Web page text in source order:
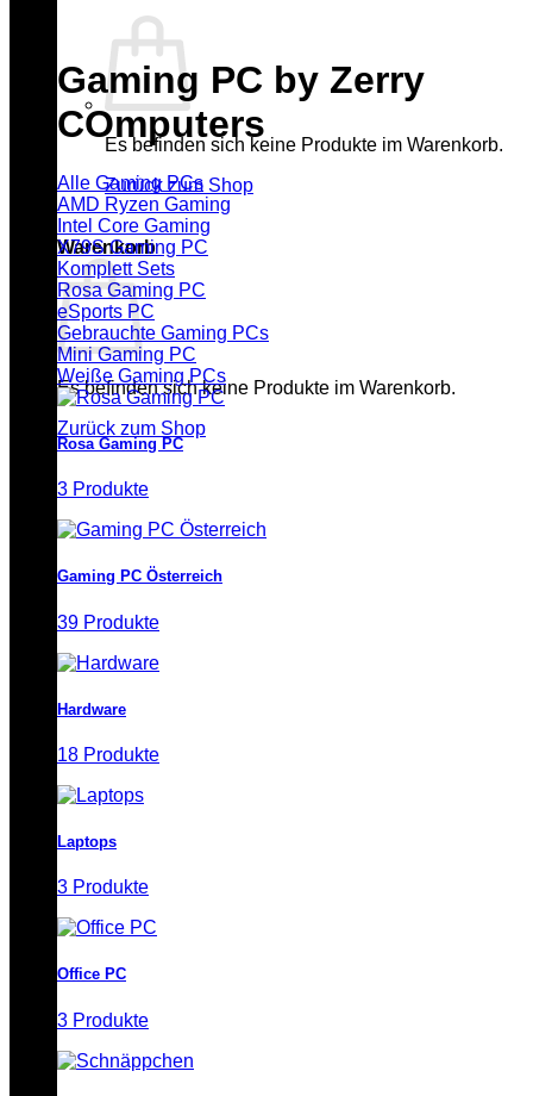
Es befinden sich keine Produkte im Warenkorb.
Zurück zum Shop
Warenkorb
Es befinden sich keine Produkte im Warenkorb.
Zurück zum Shop
Gaming PC by Zerry
COmputers
Alle Gaming PCs
AMD Ryzen Gaming
Intel Core Gaming
X79S Gaming PC
Komplett Sets
Rosa Gaming PC
eSports PC
Gebrauchte Gaming PCs
Mini Gaming PC
Weiße Gaming PCs
Rosa Gaming PC
3 Produkte
Gaming PC Österreich
39 Produkte
Hardware
18 Produkte
Laptops
3 Produkte
Office PC
3 Produkte